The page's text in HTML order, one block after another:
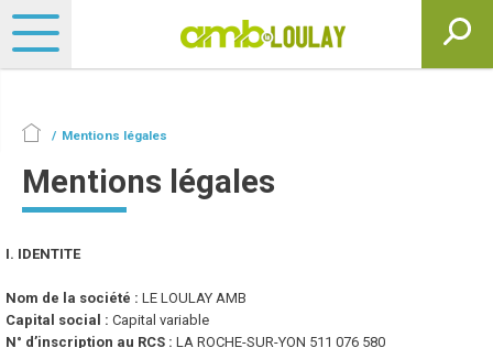
Mentions légales
Mentions légales
I. IDENTITE
Nom de la société : LE LOULAY AMB
Capital social : Capital variable
N° d’inscription au RCS : LA ROCHE-SUR-YON 511 076 580